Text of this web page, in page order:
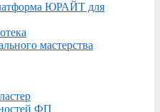
ЮРАЙТ для
мастерства
ФП